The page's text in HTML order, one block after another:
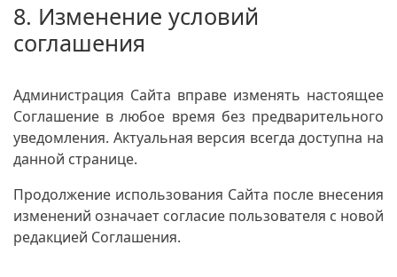
8. Изменение условий
соглашения
Администрация Сайта вправе изменять настоящее
Соглашение в любое время без предварительного
уведомления. Актуальная версия всегда доступна на
данной странице.
Продолжение использования Сайта после внесения
изменений означает согласие пользователя с новой
редакцией Соглашения.